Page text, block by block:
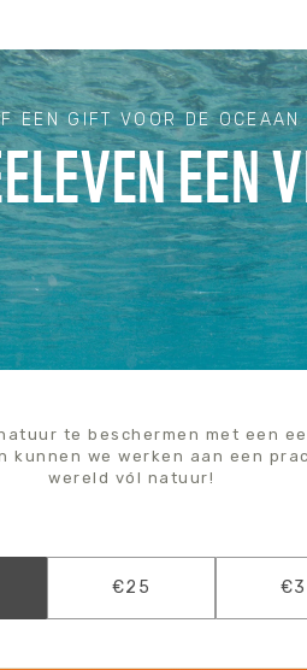
EEN GIFT VOOR DE OCEAAN
EEN
te beschermen met een
kunnen we werken aan een
wereld vól natuur!
€25